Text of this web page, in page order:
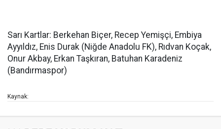
Sarı Kartlar: Berkehan Biçer, Recep Yemişçi, Embiya
Ayyıldız, Enis Durak (Niğde Anadolu FK), Rıdvan Koçak,
Onur Akbay, Erkan Taşkıran, Batuhan Karadeniz
(Bandırmaspor)
Kaynak: